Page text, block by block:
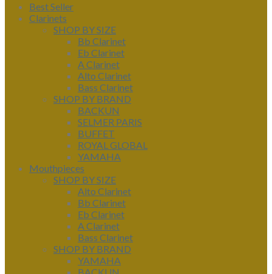
Best Seller
Clarinets
SHOP BY SIZE
Bb Clarinet
Eb Clarinet
A Clarinet
Alto Clarinet
Bass Clarinet
SHOP BY BRAND
BACKUN
SELMER PARIS
BUFFET
ROYAL GLOBAL
YAMAHA
Mouthpieces
SHOP BY SIZE
Alto Clarinet
Bb Clarinet
Eb Clarinet
A Clarinet
Bass Clarinet
SHOP BY BRAND
YAMAHA